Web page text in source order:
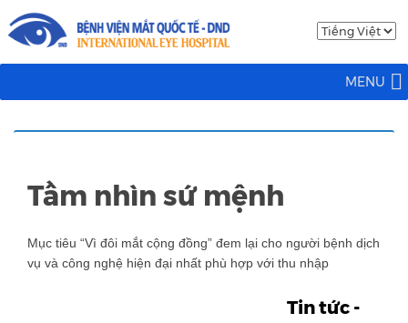
MENU
Tầm nhìn sứ mệnh
Mục tiêu “Vì đôi mắt cộng đồng” đem lại cho người bệnh dịch
vụ và công nghệ hiện đại nhất phù hợp với thu nhập
Tin tức -